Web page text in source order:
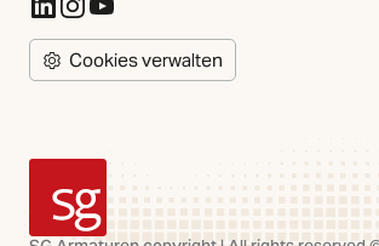
(Öffnet in neuer Registerkarte)
(Öffnet in neuer Registerkarte)
(Öffnet in neuer Registerkarte)
Cookies verwalten